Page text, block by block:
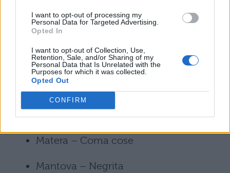
I want to opt-out of processing my
Personal Data for Targeted Advertising.
Opted In
I want to opt-out of Collection, Use,
Retention, Sale, and/or Sharing of my
Personal Data that Is Unrelated with the
Purposes for which it was collected.
Opted Out
CONFIRM
La Spezia – Jack la Furia
Latiano – Big Mama
Lecce – Gemelli Diversi
Lucca – Radio Italia party
Maletto – Fiorella Mannoia
Matera – Coma cose
Mantova – Negrita